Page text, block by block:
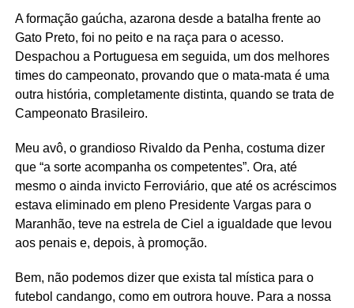
A formação gaúcha, azarona desde a batalha frente ao
Gato Preto, foi no peito e na raça para o acesso.
Despachou a Portuguesa em seguida, um dos melhores
times do campeonato, provando que o mata-mata é uma
outra história, completamente distinta, quando se trata de
Campeonato Brasileiro.
Meu avô, o grandioso Rivaldo da Penha, costuma dizer
que “a sorte acompanha os competentes”. Ora, até
mesmo o ainda invicto Ferroviário, que até os acréscimos
estava eliminado em pleno Presidente Vargas para o
Maranhão, teve na estrela de Ciel a igualdade que levou
aos penais e, depois, à promoção.
Bem, não podemos dizer que exista tal mística para o
futebol candango, como em outrora houve. Para a nossa